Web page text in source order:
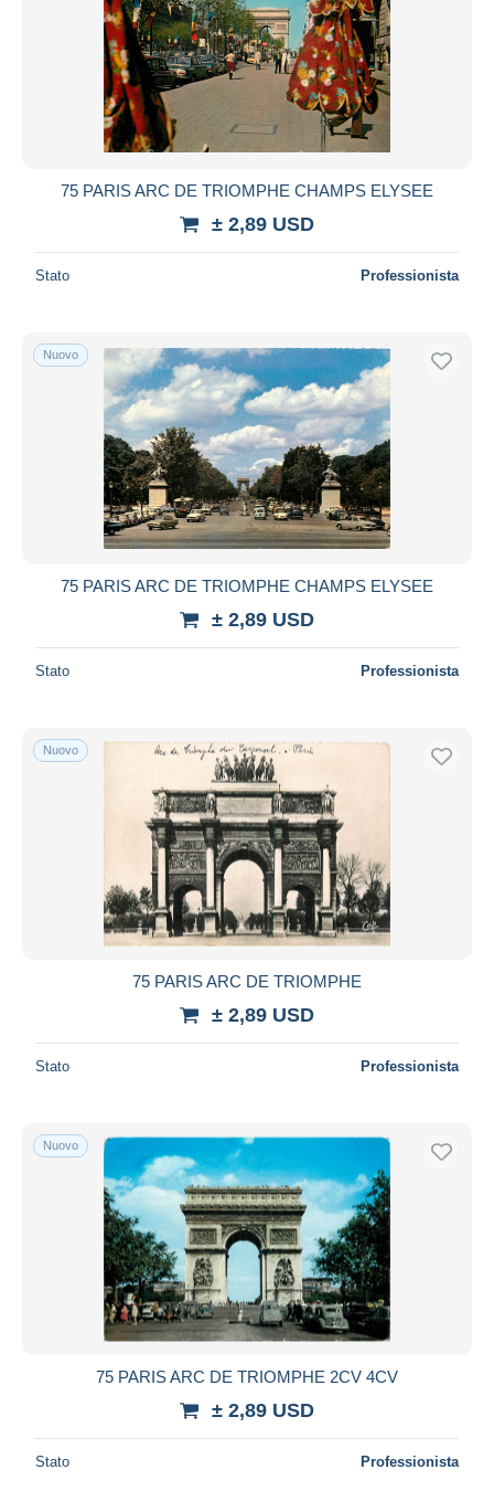
75 PARIS ARC DE TRIOMPHE CHAMPS ELYSEE
± 2,89 USD
Stato Professionista
Nuovo
75 PARIS ARC DE TRIOMPHE CHAMPS ELYSEE
± 2,89 USD
Stato Professionista
Nuovo
75 PARIS ARC DE TRIOMPHE
± 2,89 USD
Stato Professionista
Nuovo
75 PARIS ARC DE TRIOMPHE 2CV 4CV
± 2,89 USD
Stato Professionista